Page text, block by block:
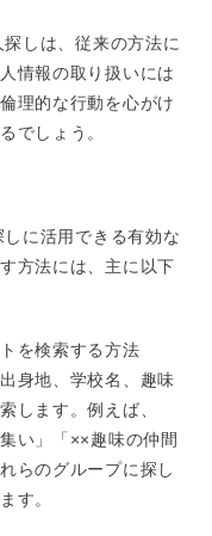
しは、従来の方法に
情報の取り扱いには
理的な行動を心がけ
でしょう。
に活用できる有効な
方法には、主に以下
を検索する方法
身地、学校名、趣味
します。例えば、
い」「××趣味の仲間
らのグループに探し
す。